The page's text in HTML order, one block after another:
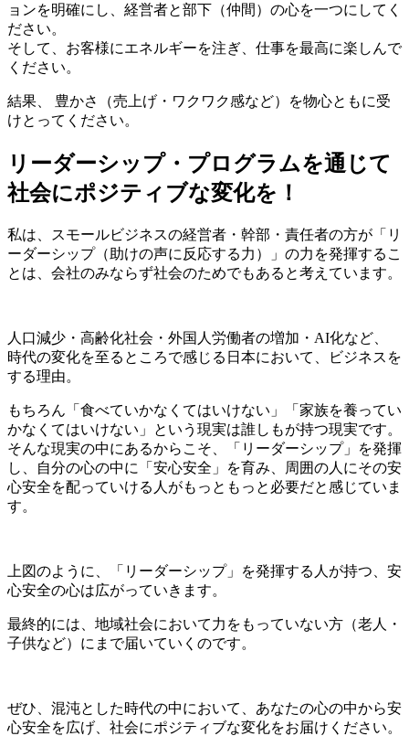
ョンを明確にし、経営者と部下（仲間）の心を一つにしてく
ださい。
そして、お客様にエネルギーを注ぎ、仕事を最高に楽しんで
ください。
結果、 豊かさ（売上げ・ワクワク感など）を物心ともに受
けとってください。
リーダーシップ・プログラムを通じて
社会にポジティブな変化を！
私は、スモールビジネスの経営者・幹部・責任者の方が「リ
ーダーシップ（助けの声に反応する力）」の力を発揮するこ
とは、会社のみならず社会のためでもあると考えています。
人口減少・高齢化社会・外国人労働者の増加・AI化など、
時代の変化を至るところで感じる日本において、ビジネスを
する理由。
もちろん「食べていかなくてはいけない」「家族を養ってい
かなくてはいけない」という現実は誰しもが持つ現実です。
そんな現実の中にあるからこそ、「リーダーシップ」を発揮
し、自分の心の中に「安心安全」を育み、周囲の人にその安
心安全を配っていける人がもっともっと必要だと感じていま
す。
上図のように、「リーダーシップ」を発揮する人が持つ、安
心安全の心は広がっていきます。
最終的には、地域社会において力をもっていない方（老人・
子供など）にまで届いていくのです。
ぜひ、混沌とした時代の中において、あなたの心の中から安
心安全を広げ、社会にポジティブな変化をお届けください。